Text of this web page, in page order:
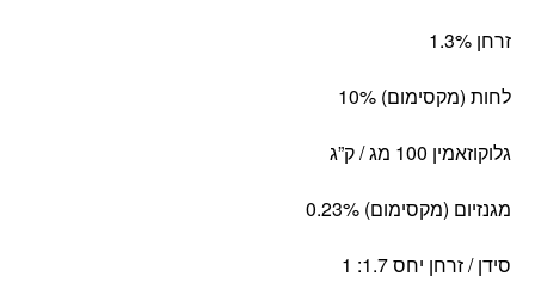
זרחן 1.3%
לחות (מקסימום) 10%
גלוקוזאמין 100 מג / ק”ג
מגנזיום (מקסימום) 0.23%
סידן / זרחן יחס 1.7: 1